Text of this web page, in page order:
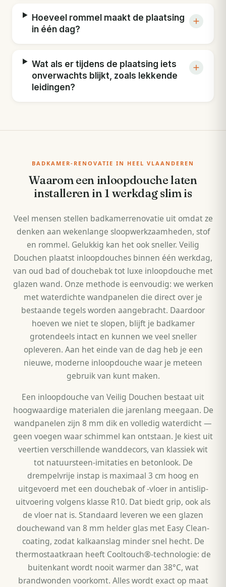
Hoeveel rommel maakt de plaatsing
in één dag?
Wat als er tijdens de plaatsing iets
onverwachts blijkt, zoals lekkende
leidingen?
BADKAMER-RENOVATIE IN HEEL VLAANDEREN
Waarom een inloopdouche laten
installeren in 1 werkdag slim is
Veel mensen stellen badkamerrenovatie uit omdat ze
denken aan wekenlange sloopwerkzaamheden, stof
en rommel. Gelukkig kan het ook sneller. Veilig
Douchen plaatst inloopdouches binnen één werkdag,
van oud bad of douchebak tot luxe inloopdouche met
glazen wand. Onze methode is eenvoudig: we werken
met waterdichte wandpanelen die direct over je
bestaande tegels worden aangebracht. Daardoor
hoeven we niet te slopen, blijft je badkamer
grotendeels intact en kunnen we veel sneller
opleveren. Aan het einde van de dag heb je een
nieuwe, moderne inloopdouche waar je meteen
gebruik van kunt maken.
Een inloopdouche van Veilig Douchen bestaat uit
hoogwaardige materialen die jarenlang meegaan. De
wandpanelen zijn 8 mm dik en volledig waterdicht —
geen voegen waar schimmel kan ontstaan. Je kiest uit
veertien verschillende wanddecors, van klassiek wit
tot natuursteen-imitaties en betonlook. De
drempelvrije instap is maximaal 3 cm hoog en
uitgevoerd met een douchebak of -vloer in antislip-
uitvoering volgens klasse R10. Dat biedt grip, ook als
de vloer nat is. Standaard leveren we een glazen
douchewand van 8 mm helder glas met Easy Clean-
coating, zodat kalkaanslag minder snel hecht. De
thermostaatkraan heeft Cooltouch®-technologie: de
buitenkant wordt nooit warmer dan 38°C, wat
brandwonden voorkomt. Alles wordt exact op maat